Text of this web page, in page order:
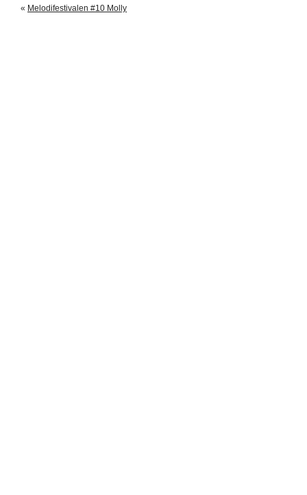
« Melodifestivalen #10 Molly